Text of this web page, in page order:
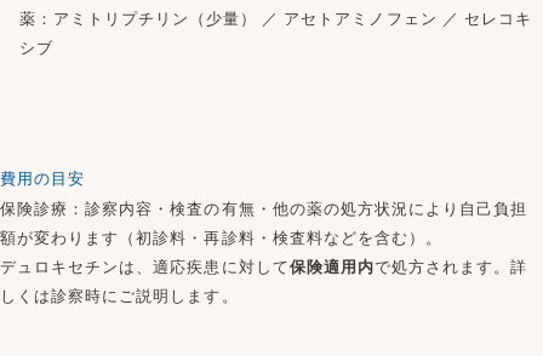
薬： アミトリプチリン（少量） ／ アセトアミノフェン ／ セレコキ
シブ
費用の目安
保険診療：診察内容・検査の有無・他の薬の処方状況により自己負担
額が変わります（初診料・再診料・検査料などを含む）。
デュロキセチンは、適応疾患に対して保険適用内で処方されます。詳
しくは診察時にご説明します。